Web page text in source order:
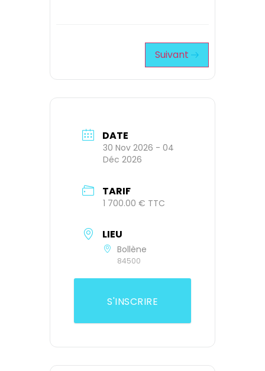
Suivant
DATE
30 Nov 2026 - 04
Déc 2026
TARIF
1 700.00 € TTC
LIEU
Bollène
84500
S'INSCRIRE